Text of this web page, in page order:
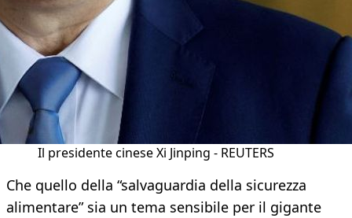
Il presidente cinese Xi Jinping - REUTERS
Che quello della “salvaguardia della sicurezza
alimentare” sia un tema sensibile per il gigante